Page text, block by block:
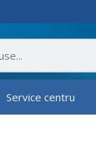
Service centru